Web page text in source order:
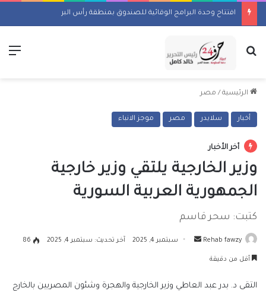
افتتاح وحدة البرامج الوقائية للصندوق بمنطقة رأس البر
بحث عن
الرئيسية / مصر
أخبار سلايدر مصر موجز الانباء
أخر الأخبار
وزير الخارجية يلتقي وزير خارجية
الجمهورية العربية السورية
كتبت: سحر قاسم
Rehab fawzy
أرسل سبتمبر 4, 2025 آخر تحديث: سبتمبر 4, 2025 86
أقل من دقيقة
التقى د. بدر عبد العاطي وزير الخارجية والهجرة وشئون المصريين بالخارج